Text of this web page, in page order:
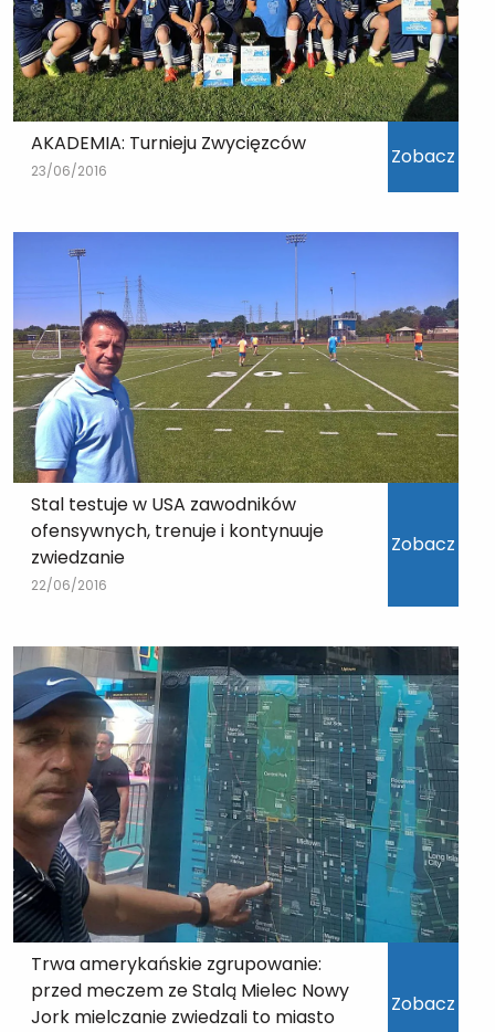
AKADEMIA: Turnieju Zwycięzców
23/06/2016
Zobacz
Stal testuje w USA zawodników
ofensywnych, trenuje i kontynuuje
zwiedzanie
22/06/2016
Zobacz
Trwa amerykańskie zgrupowanie:
przed meczem ze Stalą Mielec Nowy
Jork mielczanie zwiedzali to miasto
Zobacz